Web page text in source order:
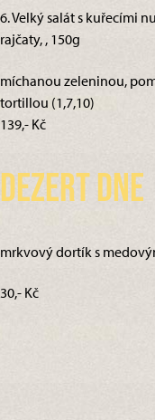
6. Velký salát s kuřecími
rajčaty, , 150g
míchanou zeleninou,
tortillou (1,7,10)
139,- Kč
Dezert dne
mrkvový dortík s
30,- Kč